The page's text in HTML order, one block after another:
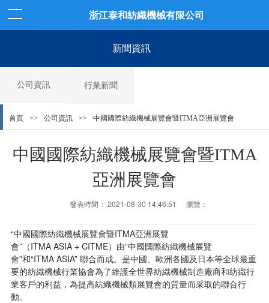
浙江泰和紡織機械有限公司
新聞資訊
公司資訊 行業新聞
首頁 >> 公司資訊 >> 中國國際紡織機械展覽會暨ITMA亞洲展覽會
中國國際紡織機械展覽會暨ITMA
亞洲展覽會
發表時間： 2021-08-30 14:46:51 瀏覽：
“中國國際紡織機械展覽會暨ITMA亞洲展覽
會”（ITMA ASIA + CITME）由“中國國際紡織機械展覽
會”和“ITMA ASIA” 聯合而成。是中國、歐洲各國及日本等全球最重
要的紡織機械行業協會為了維護全世界紡織機械制造廠商和紡織行
業客戶的利益，為提高紡織機械類展覽會的質量而采取的聯合行
動。